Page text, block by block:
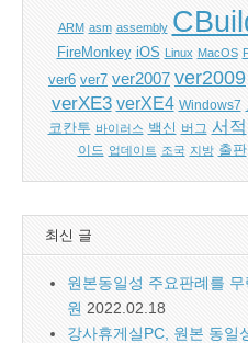
ARM asm assembly
FireMonkey iOS Linux MacOS
ver6 ver7 ver2007 ver2009
verXE3 verXE4 Windows7
코칸투 바이러스 백신 버그 서적
이드 업데이트 조국 지방 출판
최신 글
원본동일성 주요판례를
원 2022.02.18
강사휴게실PC, 원본 동일